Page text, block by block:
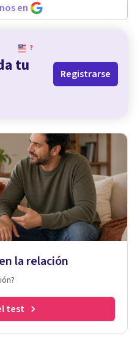
en
?
tu
Registrarse
la relación
test